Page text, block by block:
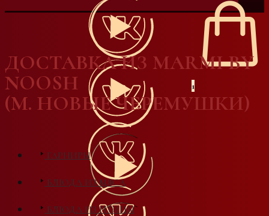
1
ДОСТАВКА ИЗ MARMI BY
NOOSH
(М. НОВЫЕ ЧЕРЕМУШКИ)
ГАРНИРЫ
БЛЮДА ИЗ МЯСА
БЛЮДА ИЗ ПТИЦЫ